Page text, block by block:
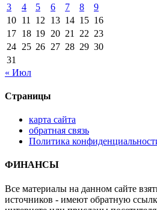
3
4 5 6 7 8
9
10 11 12 13 14 15 16
17 18 19 20 21 22 23
24 25 26 27 28 29 30
31
« Июл
Страницы
карта сайта
обратная связь
Политика
ФИНАНСЫ
Все материалы на данном сайте
источников - имеют обратную